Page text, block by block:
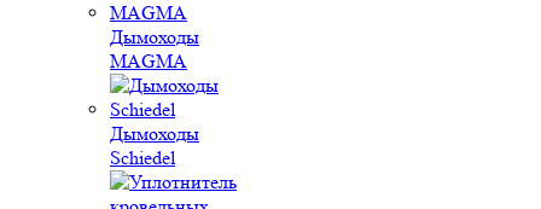
Дымоходы
MAGMA
Дымоходы
Schiedel